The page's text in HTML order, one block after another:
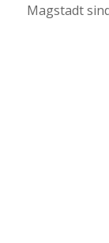
Magstadt